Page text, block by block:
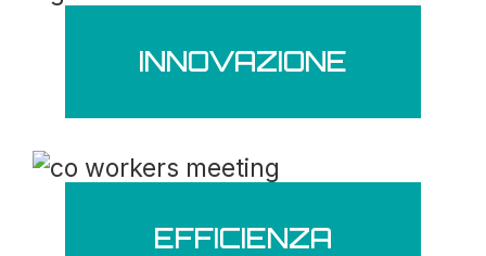
INNOVAZIONE
EFFICIENZA